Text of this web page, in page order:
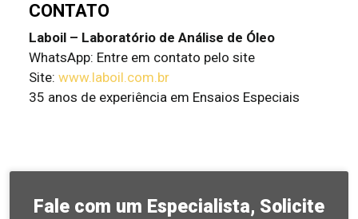
CONTATO
Laboil – Laboratório de Análise de Óleo
WhatsApp: Entre em contato pelo site
Site: www.laboil.com.br
35 anos de experiência em Ensaios Especiais
Fale com um Especialista, Solicite